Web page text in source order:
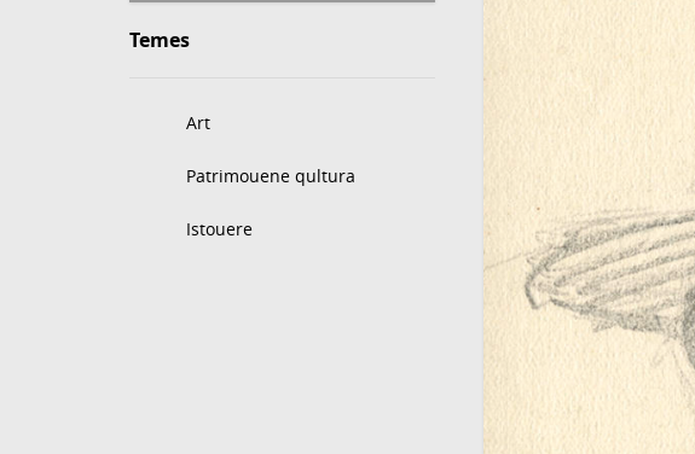
Temes
Art
Patrimouene qultura
Istouere